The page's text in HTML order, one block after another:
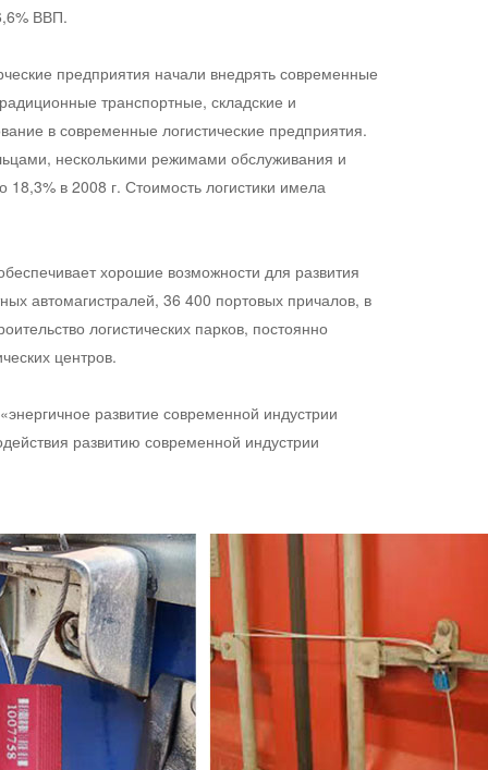
ВВП.
предприятия начали внедрять современные
транспортные, складские и
в современные логистические предприятия.
несколькими режимами обслуживания и
в 2008 г. Стоимость логистики имела
хорошие возможности для развития
автомагистралей, 36 400 портовых причалов, в
логистических парков, постоянно
центров.
развитие современной индустрии
развитию современной индустрии